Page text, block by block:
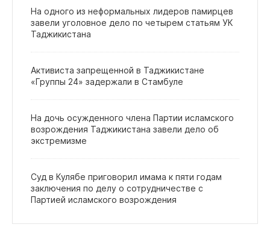
На одного из неформальных лидеров памирцев
завели уголовное дело по четырем статьям УК
Таджикистана
Активиста запрещенной в Таджикистане
«Группы 24» задержали в Стамбуле
На дочь осужденного члена Партии исламского
возрождения Таджикистана завели дело об
экстремизме
Суд в Кулябе приговорил имама к пяти годам
заключения по делу о сотрудничестве с
Партией исламского возрождения